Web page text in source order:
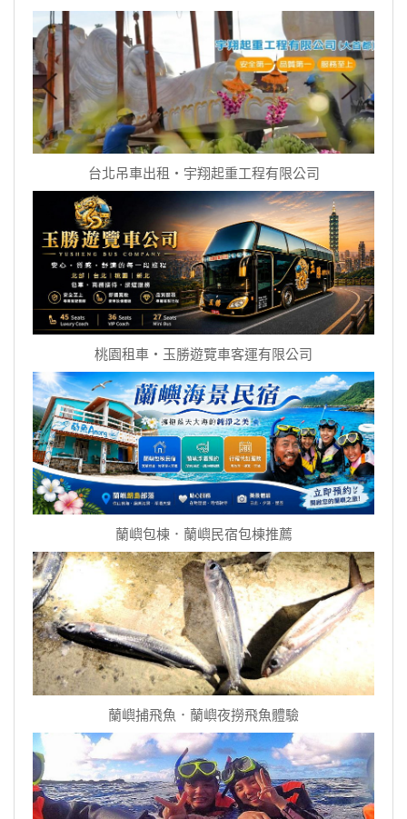
台北吊車出租‧宇翔起重工程有限公司
桃園租車‧玉勝遊覽車客運有限公司
蘭嶼包棟．蘭嶼民宿包棟推薦
蘭嶼捕飛魚．蘭嶼夜撈飛魚體驗